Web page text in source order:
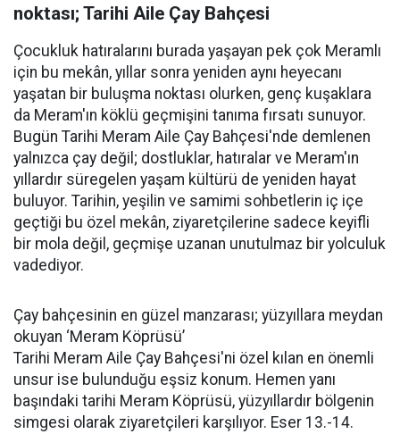
noktası; Tarihi Aile Çay Bahçesi
Çocukluk hatıralarını burada yaşayan pek çok Meramlı
için bu mekân, yıllar sonra yeniden aynı heyecanı
yaşatan bir buluşma noktası olurken, genç kuşaklara
da Meram'ın köklü geçmişini tanıma fırsatı sunuyor.
Bugün Tarihi Meram Aile Çay Bahçesi'nde demlenen
yalnızca çay değil; dostluklar, hatıralar ve Meram'ın
yıllardır süregelen yaşam kültürü de yeniden hayat
buluyor. Tarihin, yeşilin ve samimi sohbetlerin iç içe
geçtiği bu özel mekân, ziyaretçilerine sadece keyifli
bir mola değil, geçmişe uzanan unutulmaz bir yolculuk
vadediyor.
Çay bahçesinin en güzel manzarası; yüzyıllara meydan
okuyan ‘Meram Köprüsü’
Tarihi Meram Aile Çay Bahçesi'ni özel kılan en önemli
unsur ise bulunduğu eşsiz konum. Hemen yanı
başındaki tarihi Meram Köprüsü, yüzyıllardır bölgenin
simgesi olarak ziyaretçileri karşılıyor. Eser 13.-14.